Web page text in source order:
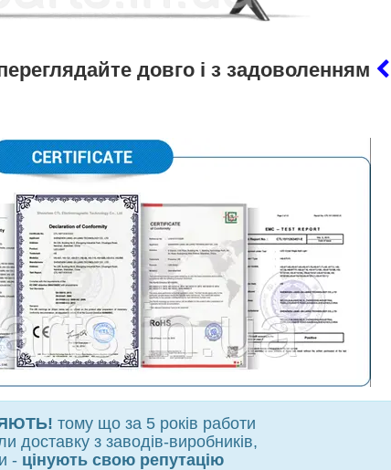
довго і з задоволенням
тому що за 5 років работи
доставку з заводів-виробників,
- цінують свою репутацію